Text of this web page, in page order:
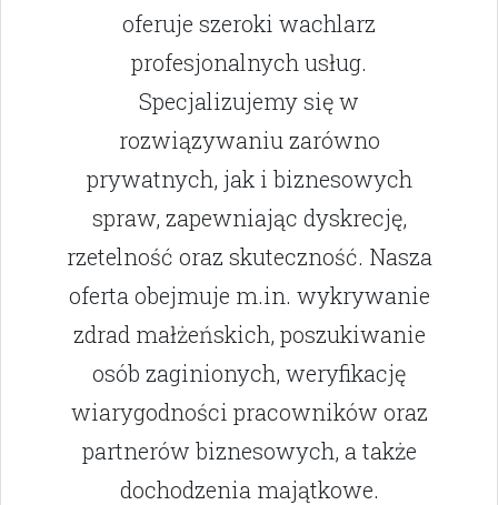
oferuje szeroki wachlarz
profesjonalnych usług.
Specjalizujemy się w
rozwiązywaniu zarówno
prywatnych, jak i biznesowych
spraw, zapewniając dyskrecję,
rzetelność oraz skuteczność. Nasza
oferta obejmuje m.in. wykrywanie
zdrad małżeńskich, poszukiwanie
osób zaginionych, weryfikację
wiarygodności pracowników oraz
partnerów biznesowych, a także
dochodzenia majątkowe.